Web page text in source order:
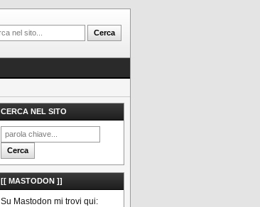
CERCA NEL SITO
[[ MASTODON ]]
Su Mastodon mi trovi qui: